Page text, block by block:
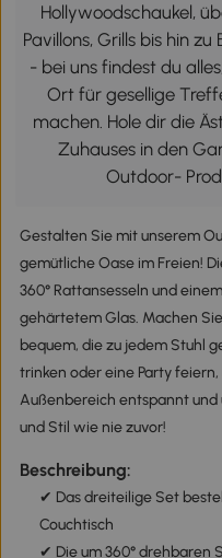
Hollywoodschaukel,
Pavillons, Grills bis hin
- bei uns findest du
Ort für gesellige
machen. Hole dir die
Zuhauses in den
Outdoor-
Gestalten Sie mit unserem
gemütliche Oase im Freien!
360° Rattansesseln und
gehärtetem Glas. Machen
bequem, die zu jedem Stuhl
trinken oder eine Party
Außenbereich entspannt
und Stil wie nie zuvor!
Beschreibung:
✔ Das dreiteilige Set
Couchtisch
✔ Die um 360° drehbaren